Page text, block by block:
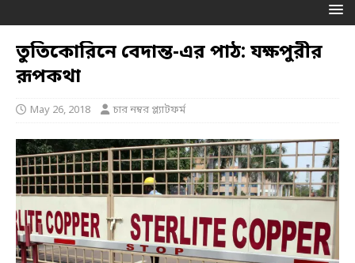
তুতিকোরিনে বেদান্ত-এর পাঠ: যক্ষপুরীর
রূপকথা
May 26, 2018 চার নম্বর প্ল্যাটফর্ম